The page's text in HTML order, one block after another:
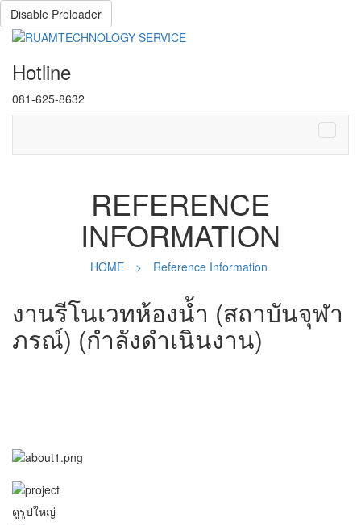
Disable Preloader
Hotline
081-625-8632
REFERENCE
INFORMATION
HOME > Reference Information
งานรีโนเวทห้องน้ำ (สถาบันจุฬา
ภรณ์) (กำลังดำเนินงาน)
ดูรูปใหญ่